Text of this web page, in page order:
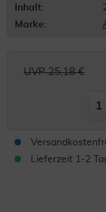
Inhalt:
Marke:
UVP 25,18 €
Lieferzeit 1-2